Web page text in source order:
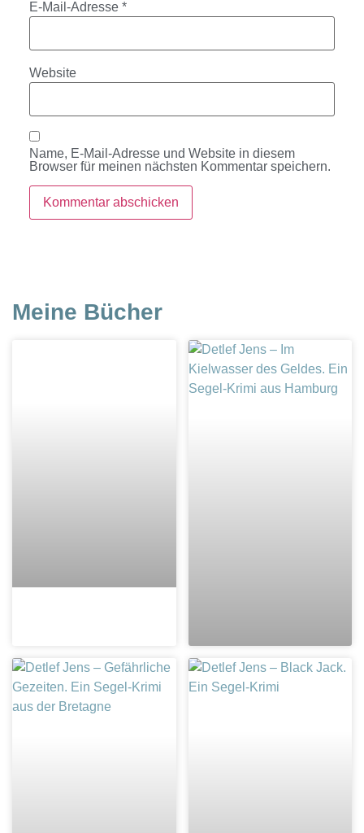
E-Mail-Adresse *
Website
Name, E-Mail-Adresse und Website in diesem
Browser für meinen nächsten Kommentar speichern.
Meine Bücher